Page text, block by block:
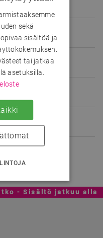
- Sisältö jatkuu alla
sekä
sisältöä ja
tai jatkaa
asetuksilla.